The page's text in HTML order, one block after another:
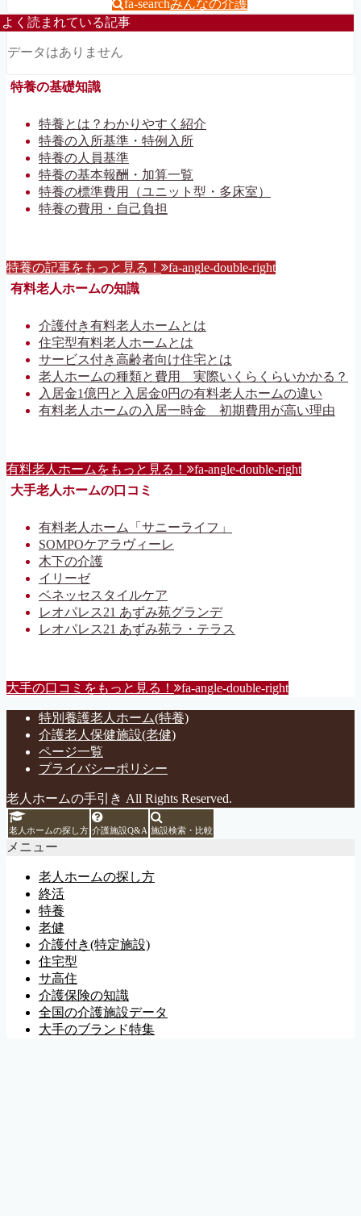
fa-searchみんなの介護
よく読まれている記事
データはありません
特養の基礎知識
特養とは？わかりやすく紹介
特養の入所基準・特例入所
特養の人員基準
特養の基本報酬・加算一覧
特養の標準費用（ユニット型・多床室）
特養の費用・自己負担
特養の記事をもっと見る！ fa-angle-double-right
有料老人ホームの知識
介護付き有料老人ホームとは
住宅型有料老人ホームとは
サービス付き高齢者向け住宅とは
老人ホームの種類と費用 実際いくらくらいかかる？
入居金1億円と入居金0円の有料老人ホームの違い
有料老人ホームの入居一時金 初期費用が高い理由
有料老人ホームをもっと見る！ fa-angle-double-right
大手老人ホームの口コミ
有料老人ホーム「サニーライフ」
SOMPOケアラヴィーレ
木下の介護
イリーゼ
ベネッセスタイルケア
レオパレス21 あずみ苑グランデ
レオパレス21 あずみ苑ラ・テラス
大手の口コミをもっと見る！ fa-angle-double-right
特別養護老人ホーム(特養)
介護老人保健施設(老健)
ページ一覧
プライバシーポリシー
老人ホームの手引き All Rights Reserved.
老人ホームの探し方 介護施設Q&A 施設検索・比較
メニュー
老人ホームの探し方
終活
特養
老健
介護付き(特定施設)
住宅型
サ高住
介護保険の知識
全国の介護施設データ
大手のブランド特集